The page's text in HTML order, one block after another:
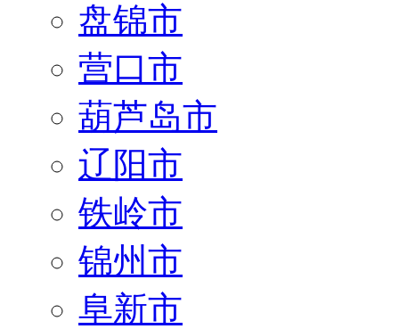
盘锦市
营口市
葫芦岛市
辽阳市
铁岭市
锦州市
阜新市